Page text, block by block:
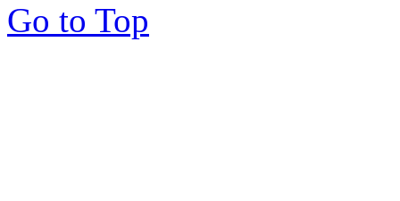
Go to Top